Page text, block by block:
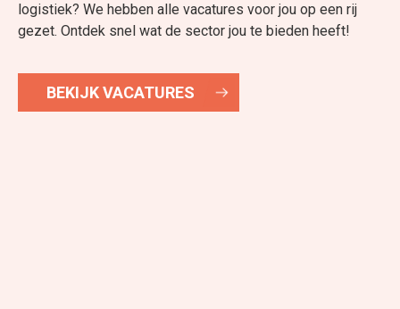
logistiek? We hebben alle vacatures voor jou op een rij
gezet. Ontdek snel wat de sector jou te bieden heeft!
BEKIJK VACATURES